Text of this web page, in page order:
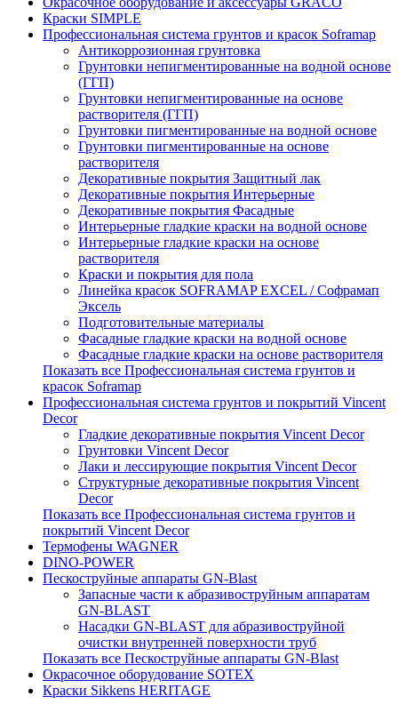
Краски SIMPLE
Профессиональная система грунтов и красок Soframap
Антикоррозионная грунтовка
Грунтовки непигментированные на водной основе
(ГГП)
Грунтовки непигментированные на основе
растворителя (ГГП)
Грунтовки пигментированные на водной основе
Грунтовки пигментированные на основе
растворителя
Декоративные покрытия Защитный лак
Декоративные покрытия Интерьерные
Декоративные покрытия Фасадные
Интерьерные гладкие краски на водной основе
Интерьерные гладкие краски на основе
растворителя
Краски и покрытия для пола
Линейка красок SOFRAMAP EXCEL / Софрамап
Эксель
Подготовительные материалы
Фасадные гладкие краски на водной основе
Фасадные гладкие краски на основе растворителя
Показать все Профессиональная система грунтов и
красок Soframap
Профессиональная система грунтов и покрытий Vincent
Decor
Гладкие декоративные покрытия Vincent Decor
Грунтовки Vincent Decor
Лаки и лессирующие покрытия Vincent Decor
Структурные декоративные покрытия Vincent
Decor
Показать все Профессиональная система грунтов и
покрытий Vincent Decor
Термофены WAGNER
DINO-POWER
Пескоструйные аппараты GN-Blast
Запасные части к абразивоструйным аппаратам
GN-BLAST
Насадки GN-BLAST для абразивоструйной
очистки внутренней поверхности труб
Показать все Пескоструйные аппараты GN-Blast
Окрасочное оборудование SOTEX
Краски Sikkens HERITAGE